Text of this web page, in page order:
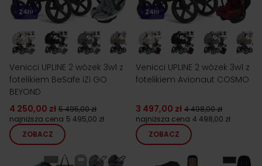
24h!
Venicci UPLINE 2 wózek 3w1 z
fotelikiem BeSafe iZi GO
BEYOND
4 250,00 zł 5 495,00 zł
najniższa cena 5 495,00 zł
ZOBACZ
24h!
Venicci UPLINE 2 wózek 3w1 z
fotelikiem Avionaut COSMO
3 497,00 zł 4 498,00 zł
najniższa cena 4 498,00 zł
ZOBACZ